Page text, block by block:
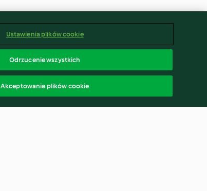
Ustawienia plików cookie
Odrzucenie wszystkich
Akceptowanie plików cookie